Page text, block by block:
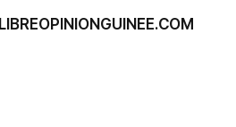
LIBREOPINIONGUINEE.COM